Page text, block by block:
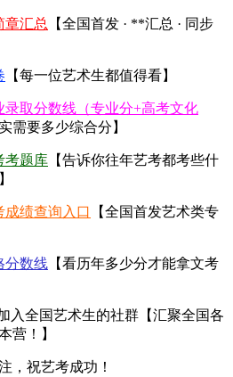
章汇总
【全国首发 · **汇总 · 同步
【每一位艺术生都值得看】
录取分数线（专业分+高考文化
需要多少综合分】
考题库 【告诉你往年艺考都考些什
成绩查询入口
【全国首发艺术类专
分数线 【看历年多少分才能拿文考
入全国艺术生的社群【汇聚全国各
营！】
，祝艺考成功！